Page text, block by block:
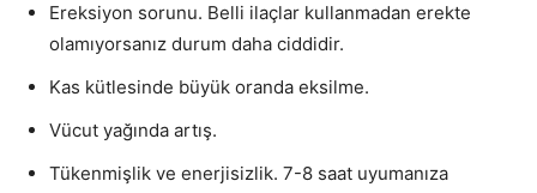
Ereksiyon sorunu. Belli ilaçlar kullanmadan erekte
olamıyorsanız durum daha ciddidir.
Kas kütlesinde büyük oranda eksilme.
Vücut yağında artış.
Tükenmişlik ve enerjisizlik. 7-8 saat uyumanıza